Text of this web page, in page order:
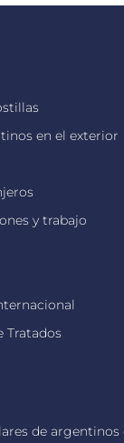
en el exterior
y trabajo
Tratados
de argentinos